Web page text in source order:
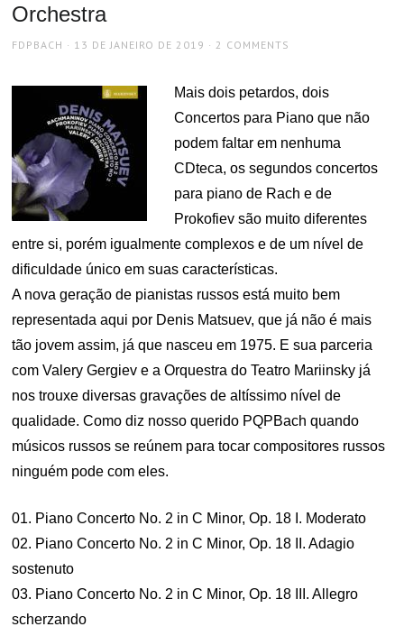
Orchestra
AUTHOR
FDPBACH
POSTED
13 DE JANEIRO DE 2019 2 COMMENTS
Mais dois petardos, dois
Concertos para Piano que não
podem faltar em nenhuma
CDteca, os segundos concertos
para piano de Rach e de
Prokofiev são muito diferentes
entre si, porém igualmente complexos e de um nível de
dificuldade único em suas características.
A nova geração de pianistas russos está muito bem
representada aqui por Denis Matsuev, que já não é mais
tão jovem assim, já que nasceu em 1975. E sua parceria
com Valery Gergiev e a Orquestra do Teatro Mariinsky já
nos trouxe diversas gravações de altíssimo nível de
qualidade. Como diz nosso querido PQPBach quando
músicos russos se reúnem para tocar compositores russos
ninguém pode com eles.
01. Piano Concerto No. 2 in C Minor, Op. 18 I. Moderato
02. Piano Concerto No. 2 in C Minor, Op. 18 II. Adagio
sostenuto
03. Piano Concerto No. 2 in C Minor, Op. 18 III. Allegro
scherzando